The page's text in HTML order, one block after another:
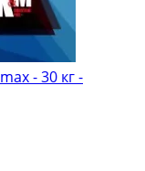
- 30 кг -